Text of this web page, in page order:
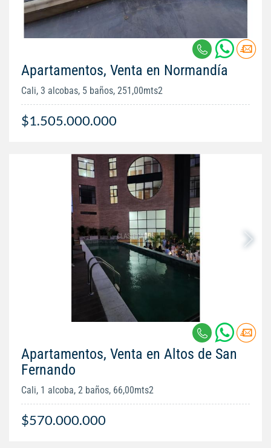
Apartamentos, Venta en Normandía
Cali, 3 alcobas, 5 baños, 251,00mts2
$1.505.000.000
Apartamentos, Venta en Altos de San
Fernando
Cali, 1 alcoba, 2 baños, 66,00mts2
$570.000.000